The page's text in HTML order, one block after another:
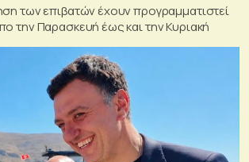
των επιβατών έχουν προγραμματιστεί
την Παρασκευή έως και την Κυριακή